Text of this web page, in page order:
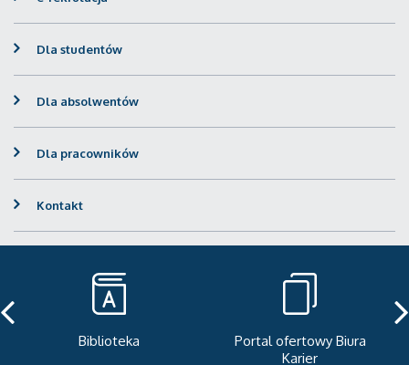
Dla studentów
Dla absolwentów
Dla pracowników
Kontakt
Biblioteka
Portal ofertowy Biura
Karier